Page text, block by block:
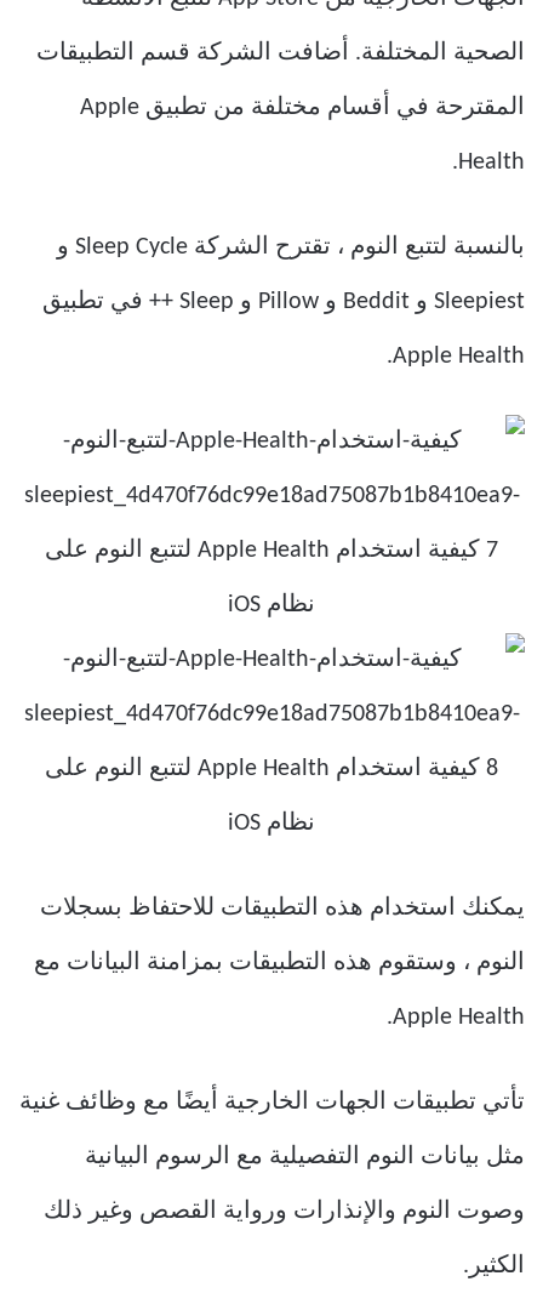
الصحية المختلفة. أضافت الشركة قسم التطبيقات
المقترحة في أقسام مختلفة من تطبيق Apple
Health.
بالنسبة لتتبع النوم ، تقترح الشركة Sleep Cycle و
Sleepiest و Beddit و Pillow و Sleep ++ في تطبيق
Apple Health.
يمكنك استخدام هذه التطبيقات للاحتفاظ بسجلات
النوم ، وستقوم هذه التطبيقات بمزامنة البيانات مع
Apple Health.
تأتي تطبيقات الجهات الخارجية أيضًا مع وظائف غنية
مثل بيانات النوم التفصيلية مع الرسوم البيانية
وصوت النوم والإنذارات ورواية القصص وغير ذلك
الكثير.